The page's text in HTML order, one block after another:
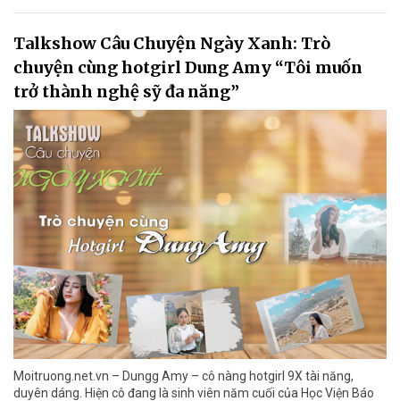
Talkshow Câu Chuyện Ngày Xanh: Trò
chuyện cùng hotgirl Dung Amy “Tôi muốn
trở thành nghệ sỹ đa năng”
Moitruong.net.vn – Dungg Amy – cô nàng hotgirl 9X tài năng,
duyên dáng. Hiện cô đang là sinh viên năm cuối của Học Viện Báo